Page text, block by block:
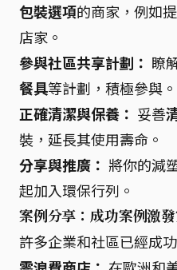
包裝選項的商家，例如
店家。
參與社區共享計劃： 瞭
餐具等計劃，積極參與。
正確清潔與保養： 妥善
裝，延長其使用壽命。
分享與推廣： 將你的減
起加入環保行列。
案例分享：成功案例激
許多企業和社區已經成